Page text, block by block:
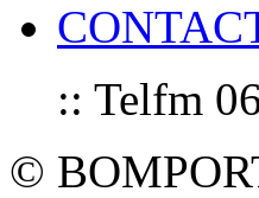
:: Telfm
©